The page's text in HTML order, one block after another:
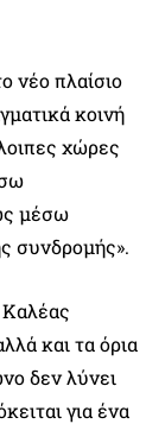
νέο πλαίσιο
κοινή
χώρες
μέσω
συνδρομής».
Καλέας
και τα όρια
δεν λύνει
για ένα